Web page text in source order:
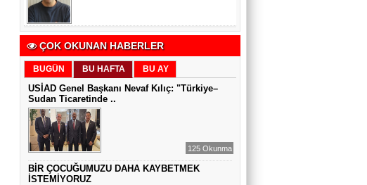
YANLIŞ FİYAT VARDIR
Sıddıka BALAKAN
DİJİTAL VİCDAN
Gül Saydam
SEN BENİ UNUTSAN DA
ÇOK OKUNAN HABERLER
BUGÜN BU HAFTA BU AY
USİAD Genel Başkanı Nevaf Kılıç: "Türkiye–
Sudan Ticaretinde ..
125 Okunma
BİR ÇOCUĞUMUZU DAHA KAYBETMEK
İSTEMİYORUZ